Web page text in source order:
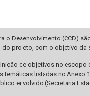
o Desenvolvimento (CCD)
do projeto, com o objetivo
de objetivos no
temáticas listadas no Anexo
envolvido (Secretaria